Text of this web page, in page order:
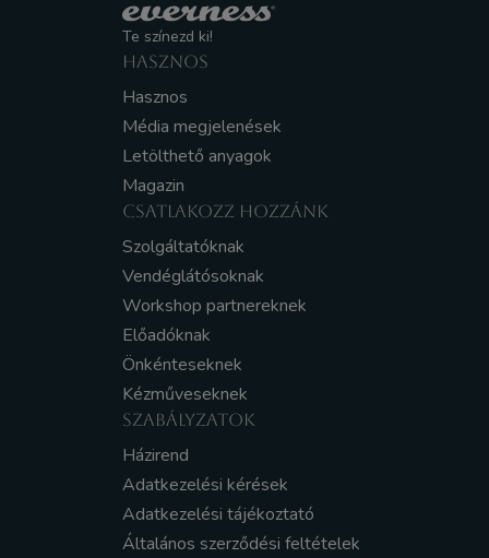
Te színezd ki!
HASZNOS
Hasznos
Média megjelenések
Letölthető anyagok
Magazin
CSATLAKOZZ HOZZÁNK
Szolgáltatóknak
Vendéglátósoknak
Workshop partnereknek
Előadóknak
Önkénteseknek
Kézműveseknek
SZABÁLYZATOK
Házirend
Adatkezelési kérések
Adatkezelési tájékoztató
Általános szerződési feltételek